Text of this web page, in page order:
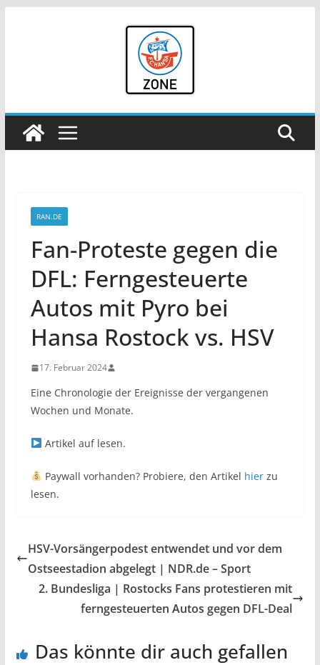
RAN.DE
Fan-Proteste gegen die
DFL: Ferngesteuerte
Autos mit Pyro bei
Hansa Rostock vs. HSV
17. Februar 2024
Eine Chronologie der Ereignisse der vergangenen
Wochen und Monate.
Artikel auf lesen.
Paywall vorhanden? Probiere, den Artikel hierzu
lesen.
HSV-Vorsängerpodest entwendet und vor dem
Ostseestadion abgelegt | NDR.de – Sport
2. Bundesliga | Rostocks Fans protestieren mit
ferngesteuerten Autos gegen DFL-Deal
Das könnte dir auch gefallen